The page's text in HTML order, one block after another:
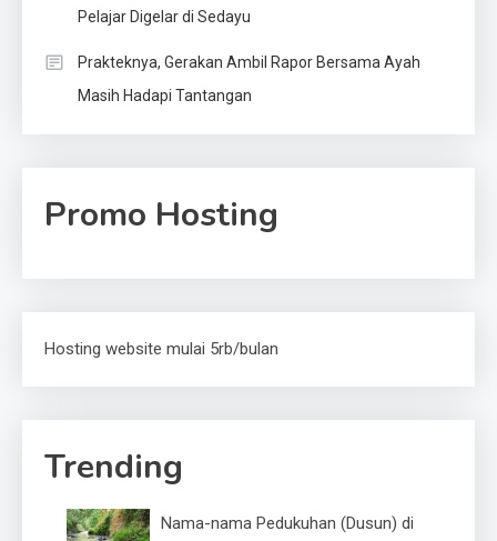
Pelajar Digelar di Sedayu
Prakteknya, Gerakan Ambil Rapor Bersama Ayah
Masih Hadapi Tantangan
Promo Hosting
Hosting website mulai 5rb/bulan
Trending
Nama-nama Pedukuhan (Dusun) di